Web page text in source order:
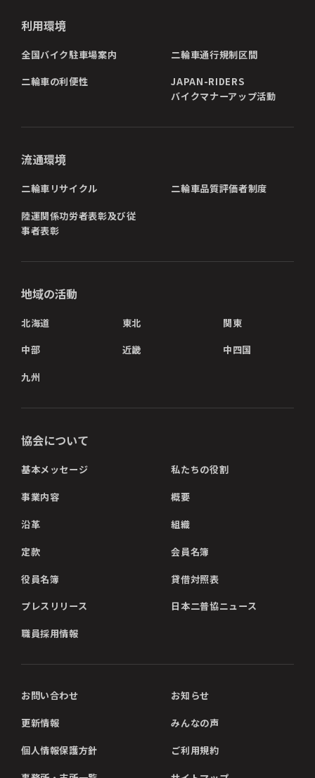
利用環境
全国バイク駐車場案内 二輪車通行規制区間
二輪車の利便性
JAPAN-RIDERS
バイクマナーアップ活動
流通環境
二輪車リサイクル 二輪車品質評価者制度
陸運関係功労者表彰及び従
事者表彰
地域の活動
北海道 東北 関東
中部 近畿 中四国
九州
協会について
基本メッセージ 私たちの役割
事業内容 概要
沿革 組織
定款 会員名簿
役員名簿 貸借対照表
プレスリリース 日本二普協ニュース
職員採用情報
お問い合わせ お知らせ
更新情報 みんなの声
個人情報保護方針 ご利用規約